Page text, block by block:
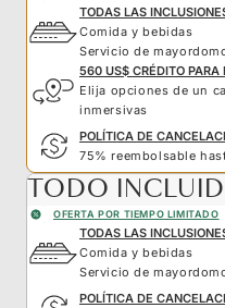
TODAS LAS
Comida y bebidas
Servicio de
560 US$ CRÉDITO PARA
Elija opciones de un
inmersivas
POLÍTICA DE
75% reembolsable
TODO
OFERTA POR TIEMPO LIMITADO
TODAS LAS
Comida y bebidas
Servicio de
POLÍTICA DE